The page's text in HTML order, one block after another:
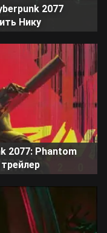
2077
Нику
2077: Phantom